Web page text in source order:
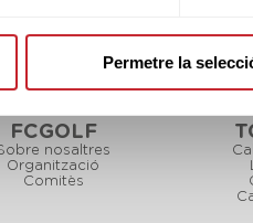
Permetre la
oficials de la FCGolf.
FCGOLF
nosaltres
Organització
Comitès